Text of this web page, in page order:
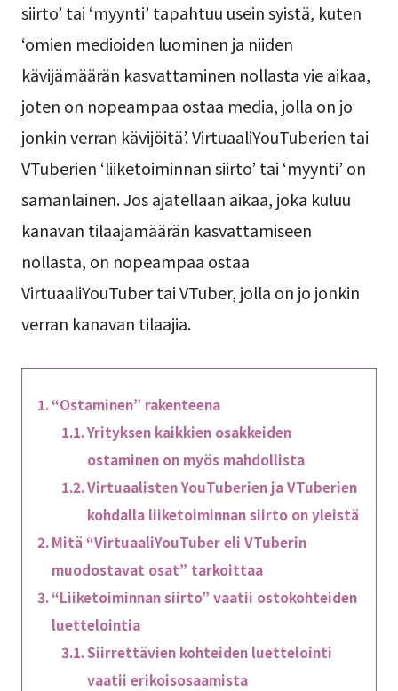
siirto’ tai ‘myynti’ tapahtuu usein syistä, kuten
‘omien medioiden luominen ja niiden
kävijämäärän kasvattaminen nollasta vie aikaa,
joten on nopeampaa ostaa media, jolla on jo
jonkin verran kävijöitä’. VirtuaaliYouTuberien tai
VTuberien ‘liiketoiminnan siirto’ tai ‘myynti’ on
samanlainen. Jos ajatellaan aikaa, joka kuluu
kanavan tilaajamäärän kasvattamiseen
nollasta, on nopeampaa ostaa
VirtuaaliYouTuber tai VTuber, jolla on jo jonkin
verran kanavan tilaajia.
“Ostaminen” rakenteena
Yrityksen kaikkien osakkeiden
ostaminen on myös mahdollista
Virtuaalisten YouTuberien ja VTuberien
kohdalla liiketoiminnan siirto on yleistä
Mitä “VirtuaaliYouTuber eli VTuberin
muodostavat osat” tarkoittaa
“Liiketoiminnan siirto” vaatii ostokohteiden
luettelointia
Siirrettävien kohteiden luettelointi
vaatii erikoisosaamista